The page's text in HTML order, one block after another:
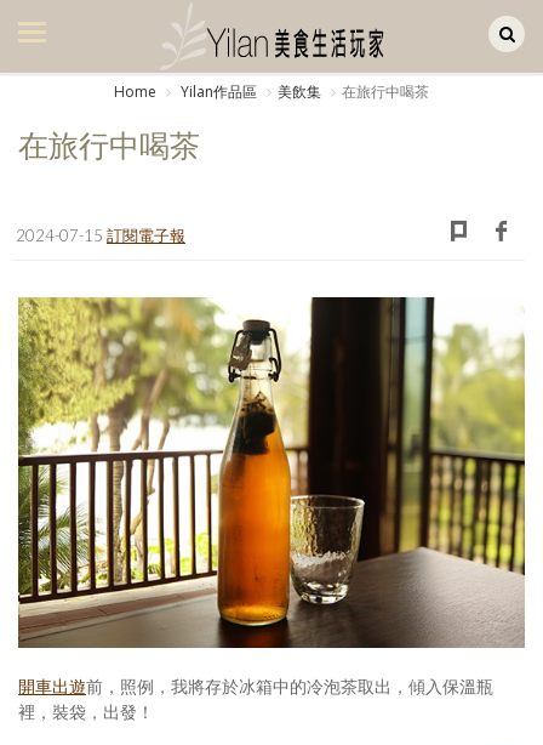
美食集
生活風
書房集
日記簿
餐桌週記
享樂隨手拍
照相簿
影音區
歷史區
Home Yilan作品區 美飲集 在旅行中喝茶
在旅行中喝茶
2024-07-15 訂閱電子報
開車出遊前，照例，我將存於冰箱中的冷泡茶取出，傾入保溫瓶
裡，裝袋，出發！